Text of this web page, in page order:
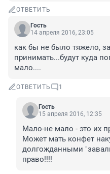
ОТВЕТИТЬ
Гость
14 апреля 2016, 23:05
как бы не было тяжело,
принимать...будут куда
мало....
ОТВЕТИТЬ 1
Гость
15 апреля 2016, 12:35
Мало-не мало - это их
Может мать конфет
долгожданными
право!!!!